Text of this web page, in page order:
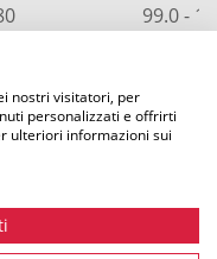
nostri visitatori, per
personalizzati e offrirti
ulteriori informazioni sui
99.0 -